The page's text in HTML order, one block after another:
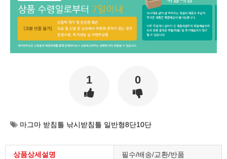
1 0
마그마 받침틀 낚시받침틀 일반형8단10단
상품상세설명 필수/배송/교환/반품